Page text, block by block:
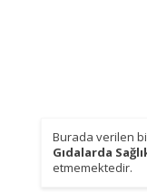
Burada verilen
Gıdalarda
etmemektedir.